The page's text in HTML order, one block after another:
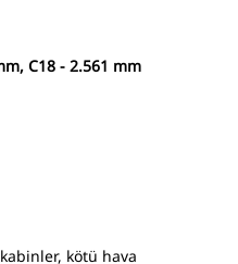
C18 - 2.561 mm
kötü hava